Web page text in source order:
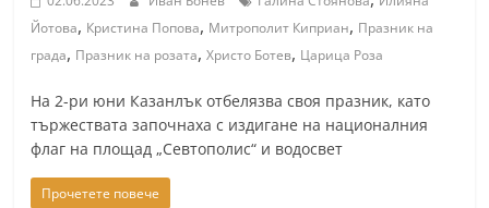
Йотова, Кристина Попова, Митрополит Киприан, Празник на
града, Празник на розата,Христо Ботев, Царица Роза
На 2-ри юни Казанлък отбелязва своя празник, като
тържествата започнаха с издигане на националния
флаг на площад „Севтополис“ и водосвет
Прочетете повече